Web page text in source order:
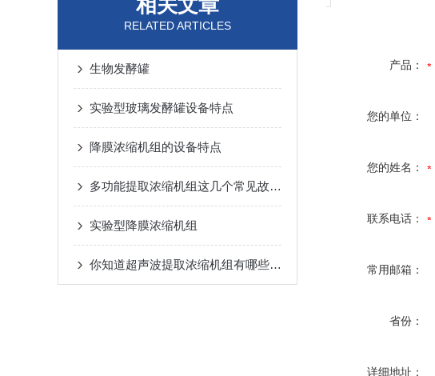
相关文章
RELATED ARTICLES
生物发酵罐
实验型玻璃发酵罐设备特点
降膜浓缩机组的设备特点
多功能提取浓缩机组这几个常见故障需要你掌握一下
实验型降膜浓缩机组
你知道超声波提取浓缩机组有哪些优点吗？
产品：
您的单位：
您的姓名：
联系电话：
常用邮箱：
省份：
详细地址：